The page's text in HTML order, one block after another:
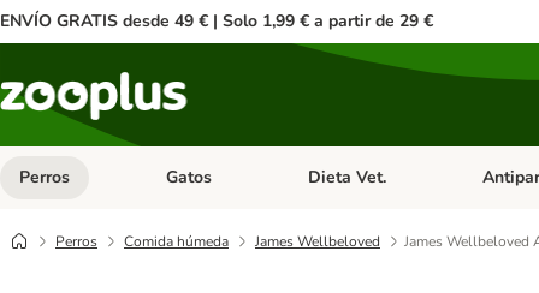
ENVÍO GRATIS desde 49 € | Solo 1,99 € a partir de 29 €
Perros Menú de categoria abierto: Perros
Gatos Menú de categoria abierto: Gatos
Dieta Vet. Menú
Perros Comida húmeda James Wellbeloved James Wellbeloved